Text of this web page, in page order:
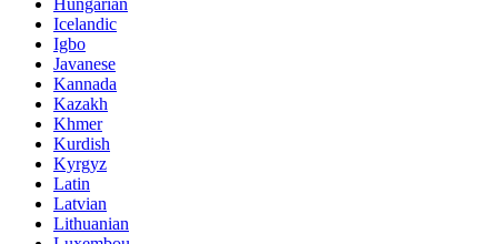
Icelandic
Igbo
Javanese
Kannada
Kazakh
Khmer
Kurdish
Kyrgyz
Latin
Latvian
Lithuanian